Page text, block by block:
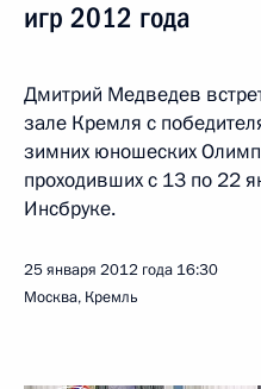
игр 2012 года
Дмитрий Медведев
зале Кремля с
зимних юношеских
проходивших с 13 по 22
Инсбруке.
25 января 2012 года 16:30
Москва, Кремль